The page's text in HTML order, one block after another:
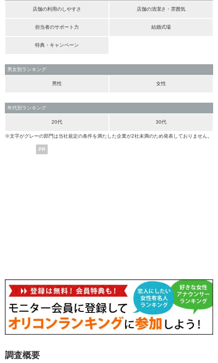
店舗の利用のしやすさ 店舗の清潔さ・雰囲気
担当者のサポート力 結婚式場
特典・キャンペーン
男女別ランキング
男性 女性
年代別ランキング
20代 30代
※文字がグレーの部門は当社規定の条件を満たした企業が2社未満のため発表しておりません。
PR
調査概要